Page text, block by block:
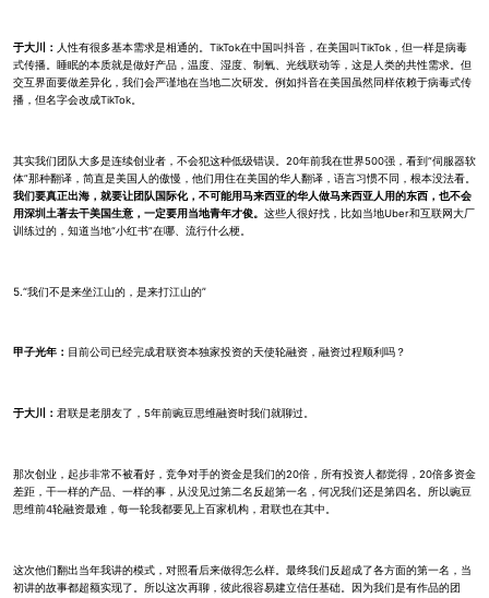
于大川： 人性有很多基本需求是相通的。TikTok在中国叫抖音，在美国叫TikTok，但一样是病毒
式传播。睡眠的本质就是做好产品，温度、湿度、制氧、光线联动等，这是人类的共性需求。但
交互界面要做差异化，我们会严谨地在当地二次研发。例如抖音在美国虽然同样依赖于病毒式传
播，但名字会改成TikTok。
其实我们团队大多是连续创业者，不会犯这种低级错误。20年前我在世界500强，看到“伺服器软
体”那种翻译，简直是美国人的傲慢，他们用住在美国的华人翻译，语言习惯不同，根本没法看。
我们要真正出海，就要让团队国际化，不可能用马来西亚的华人做马来西亚人用的东西，也不会
用深圳土著去干美国生意，一定要用当地青年才俊。 这些人很好找，比如当地Uber和互联网大厂
训练过的，知道当地“小红书”在哪、流行什么梗。
5.“我们不是来坐江山的，是来打江山的”
甲子光年： 目前公司已经完成君联资本独家投资的天使轮融资，融资过程顺利吗？
于大川： 君联是老朋友了，5年前豌豆思维融资时我们就聊过。
那次创业，起步非常不被看好，竞争对手的资金是我们的20倍，所有投资人都觉得，20倍多资金
差距，干一样的产品、一样的事，从没见过第二名反超第一名，何况我们还是第四名。所以豌豆
思维前4轮融资最难，每一轮我都要见上百家机构，君联也在其中。
这次他们翻出当年我讲的模式，对照看后来做得怎么样。最终我们反超成了各方面的第一名，当
初讲的故事都超额实现了。所以这次再聊，彼此很容易建立信任基础。因为我们是有作品的团